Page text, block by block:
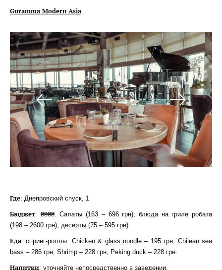
Guramma Modern Asia
Где: Днепровский спуск, 1
Бюджет: ₴₴₴₴. Салаты (163 – 696 грн), блюда на гриле робата
(198 – 2600 грн), десерты (75 – 595 грн).
Еда: спринг-роллы: Chicken & glass noodle – 195 грн, Chilean sea
bass – 286 грн, Shrimp – 228 грн, Peking duck – 228 грн.
Напитки: уточняйте непосредственно в заведении.